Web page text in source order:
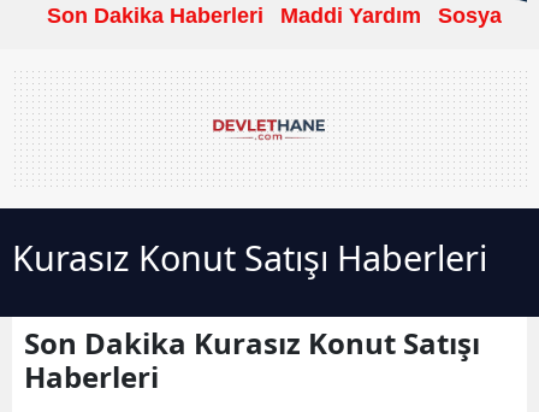
Son Dakika Haberleri Maddi Yardım Sosyal
Kurasız Konut Satışı Haberleri
Son Dakika Kurasız Konut Satışı
Haberleri